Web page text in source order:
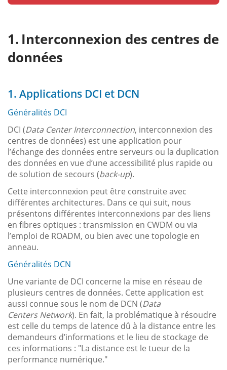
Interconnexion des centres de
données
1. Applications DCI et DCN
Généralités DCI
DCI (Data Center Interconnection, interconnexion des
centres de données) est une application pour
l’échange des données entre serveurs ou la duplication
des données en vue d’une accessibilité plus rapide ou
de solution de secours (back-up).
Cette interconnexion peut être construite avec
différentes architectures. Dans ce qui suit, nous
présentons différentes interconnexions par des liens
en fibres optiques : transmission en CWDM ou via
l’emploi de ROADM, ou bien avec une topologie en
anneau.
Généralités DCN
Une variante de DCI concerne la mise en réseau de
plusieurs centres de données. Cette application est
aussi connue sous le nom de DCN (Data
Centers Network). En fait, la problématique à résoudre
est celle du temps de latence dû à la distance entre les
demandeurs d’informations et le lieu de stockage de
ces informations : "La distance est le tueur de la
performance numérique."